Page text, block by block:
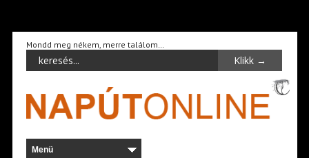
Mondd meg nékem, merre találom…